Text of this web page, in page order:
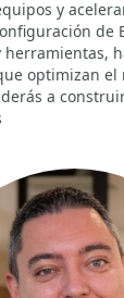
y
de
herramientas,
optimizan
a